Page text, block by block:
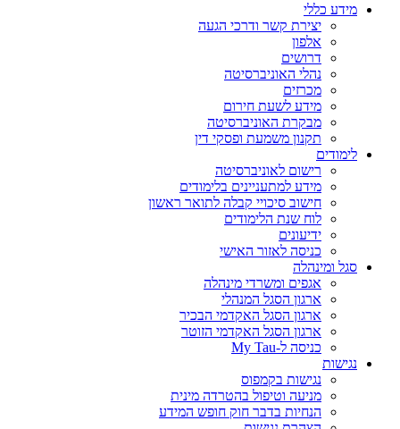
מידע כללי
יצירת קשר ודרכי הגעה
אלפון
דרושים
נהלי האוניברסיטה
מכרזים
מידע לשעת חירום
מבקרת האוניברסיטה
תקנון משמעת ופסקי דין
לימודים
רישום לאוניברסיטה
מידע למתעניינים בלימודים
חישוב סיכויי קבלה לתואר ראשון
לוח שנת הלימודים
ידיעונים
כניסה לאזור האישי
סגל ומינהלה
אגפים ומשרדי מינהלה
ארגון הסגל המנהלי
ארגון הסגל האקדמי הבכיר
ארגון הסגל האקדמי הזוטר
כניסה ל-My Tau
נגישות
נגישות בקמפוס
מניעה וטיפול בהטרדה מינית
הנחיות בדבר חוק חופש המידע